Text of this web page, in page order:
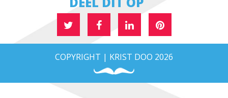
COPYRIGHT | KRIST DOO 2026